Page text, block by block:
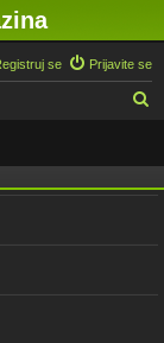
Prijavite se
se